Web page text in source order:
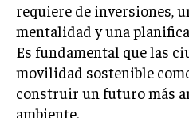
requiere de inversiones,
mentalidad y una
Es fundamental que las
movilidad sostenible
construir un futuro más
ambiente.